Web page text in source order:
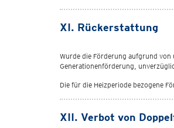
XI. Rückerstattung
Wurde die Förderung aufgrund
Generationenförderung,
Die für die Heizperiode bezogene
XII. Verbot von